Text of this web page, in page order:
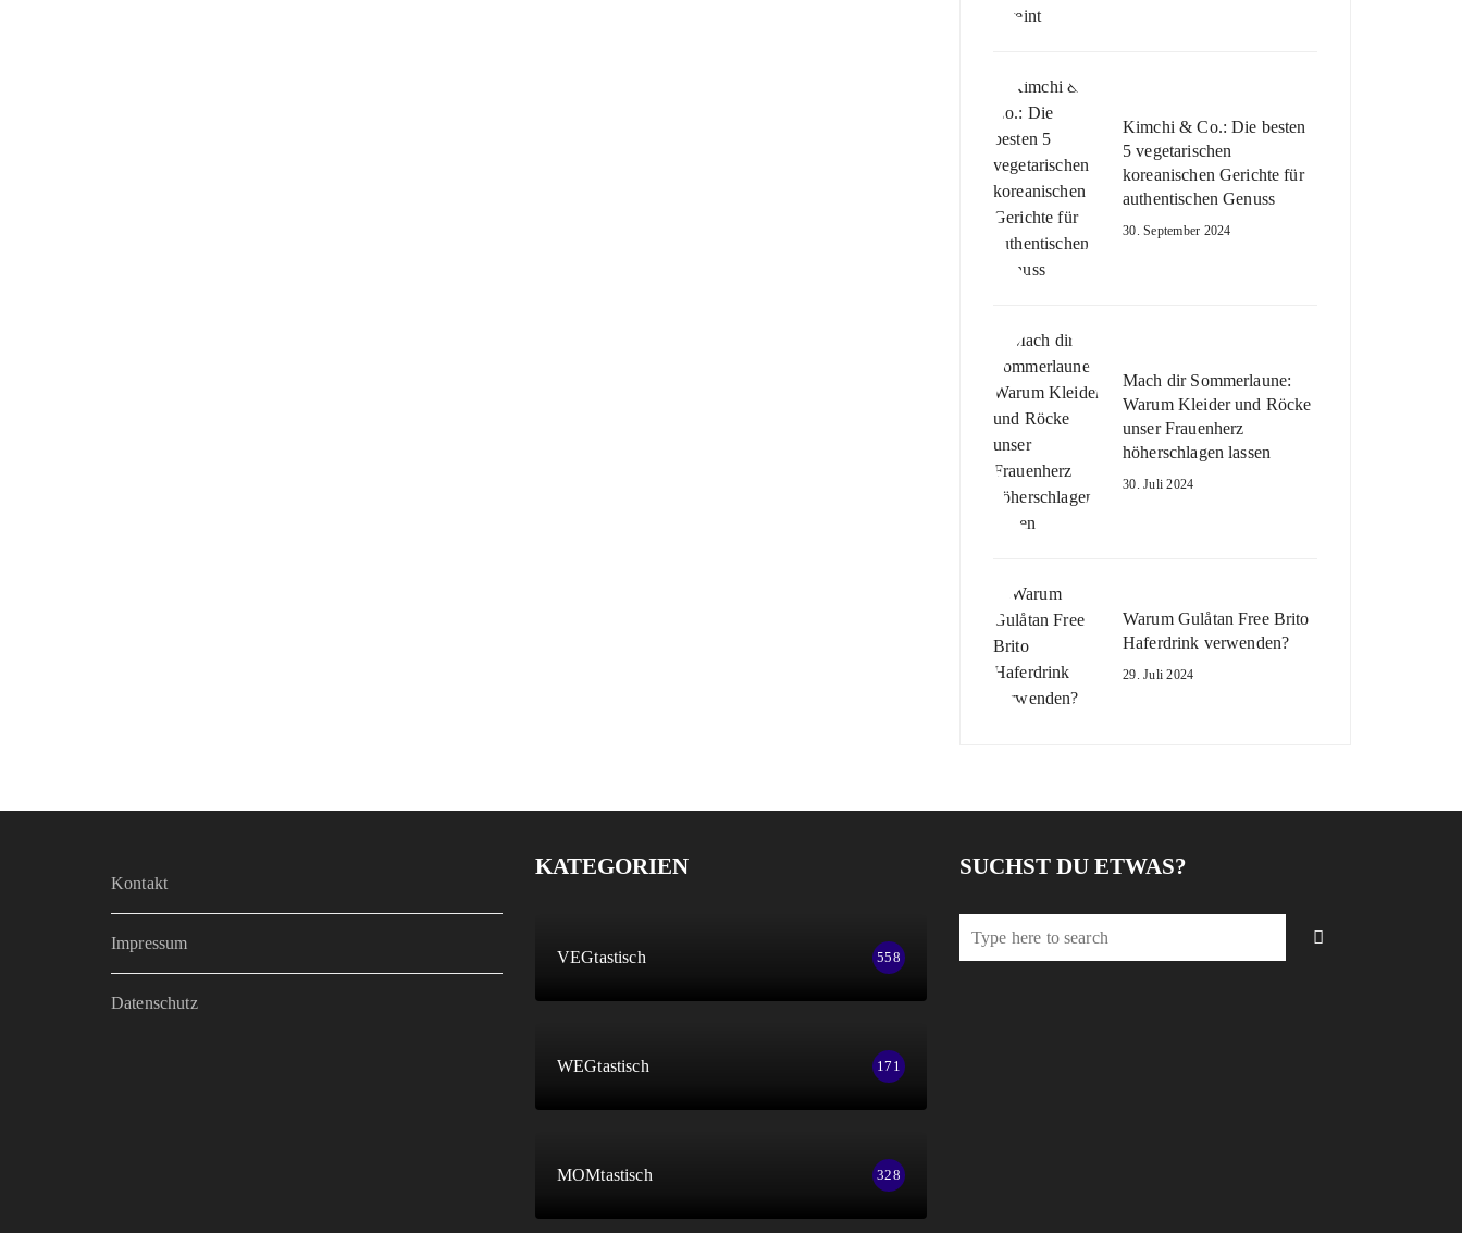
Kimchi & Co.: Die besten
5 vegetarischen
koreanischen Gerichte für
authentischen Genuss
30. September 2024
Mach dir Sommerlaune:
Warum Kleider und Röcke
unser Frauenherz
höherschlagen lassen
30. Juli 2024
Warum Gulåtan Free Brito
Haferdrink verwenden?
29. Juli 2024
Kontakt
Impressum
Datenschutz
KATEGORIEN
VEGtastisch 558
WEGtastisch 171
MOMtastisch 328
SUCHST DU ETWAS?